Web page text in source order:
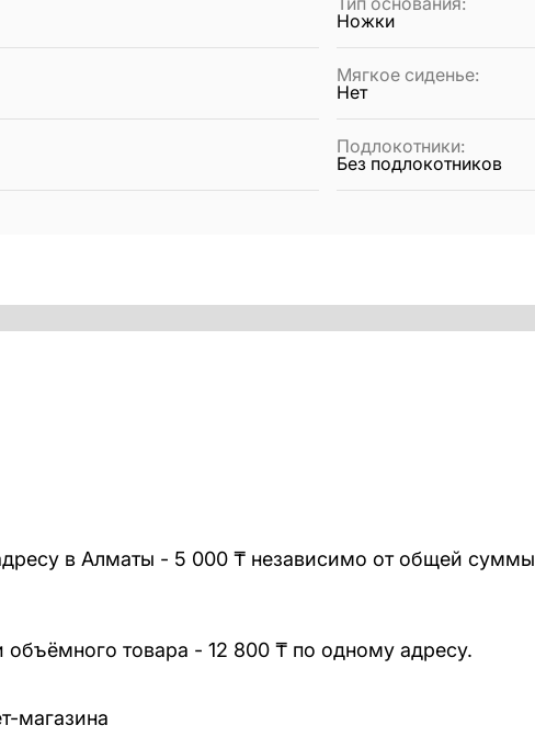
Ножки
Мягкое сиденье:
Нет
Подлокотники:
Без подлокотников
в Алматы - 5 000 ₸ независимо от общей суммы
объёмного товара - 12 800 ₸ по одному адресу.
магазина